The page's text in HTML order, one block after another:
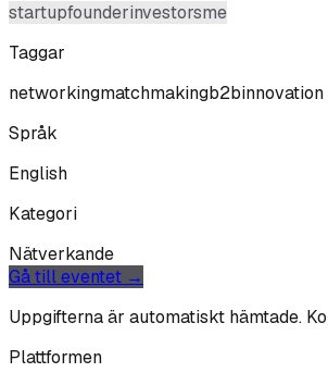
startupfounderinvestorsme
Taggar
networkingmatchmakingb2binnovation
Språk
English
Kategori
Nätverkande
Gå till eventet →
Uppgifterna är automatiskt hämtade.
Plattformen